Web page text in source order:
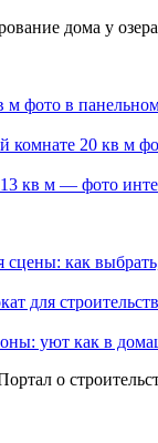
дома у
м фото в
комнате 20 кв м
кв м — фото
как
для
уют как в
о